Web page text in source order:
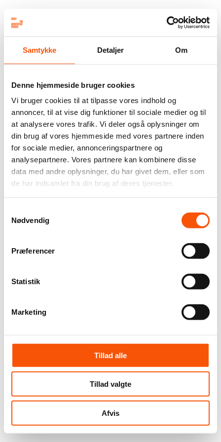
Samtykke Detaljer Om
Denne hjemmeside bruger cookies
Vi bruger cookies til at tilpasse vores indhold og
annoncer, til at vise dig funktioner til sociale medier og til
at analysere vores trafik. Vi deler også oplysninger om
din brug af vores hjemmeside med vores partnere inden
for sociale medier, annonceringspartnere og
analysepartnere. Vores partnere kan kombinere disse
data med andre oplysninger, du har givet dem, eller som
de har indsamlet fra din brug af deres tjenester.
Nødvendig
Præferencer
Statistik
Marketing
Tillad alle
Tillad valgte
Afvis